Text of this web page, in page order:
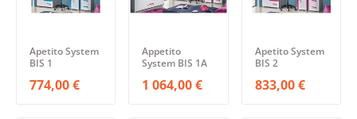
Apetito System
BIS 1
774,00 €
Appetito
System BIS 1A
1 064,00 €
Apetito System
BIS 2
833,00 €